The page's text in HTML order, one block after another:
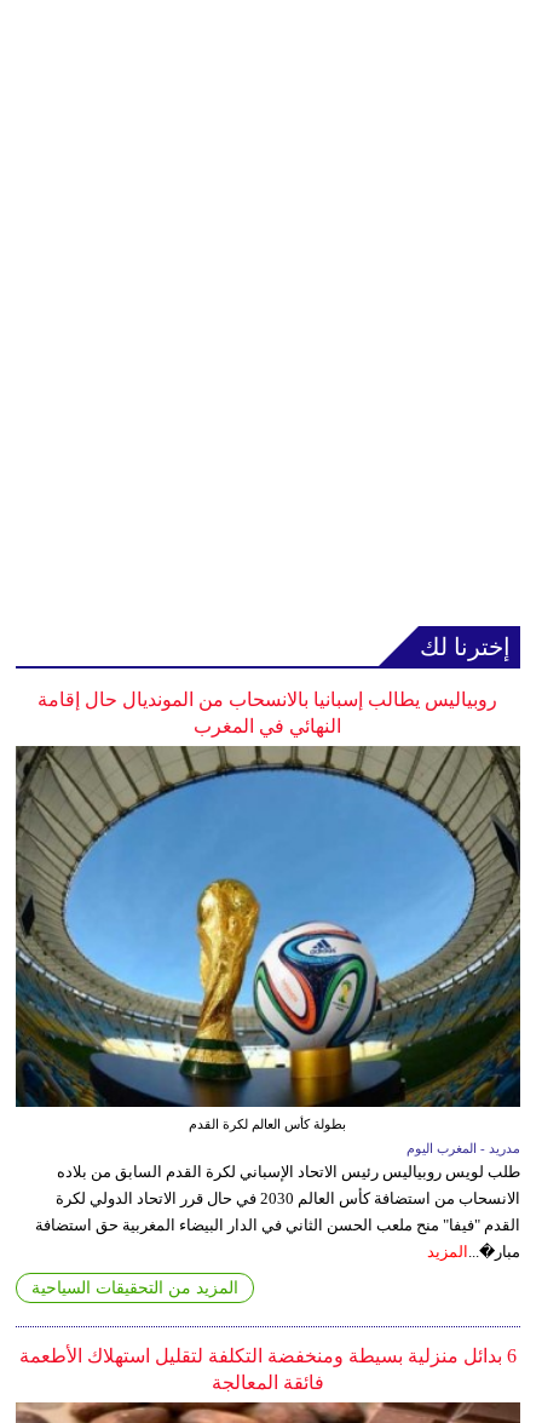
إخترنا لك
روبياليس يطالب إسبانيا بالانسحاب من المونديال حال إقامة
النهائي في المغرب
بطولة كأس العالم لكرة القدم
مدريد - المغرب اليوم
طلب لويس روبياليس رئيس الاتحاد الإسباني لكرة القدم السابق من بلاده
الانسحاب من استضافة كأس العالم 2030 في حال قرر الاتحاد الدولي لكرة
القدم "فيفا" منح ملعب الحسن الثاني في الدار البيضاء المغربية حق استضافة
مبار�... المزيد
المزيد من التحقيقات السياحية
6 بدائل منزلية بسيطة ومنخفضة التكلفة لتقليل استهلاك الأطعمة
فائقة المعالجة